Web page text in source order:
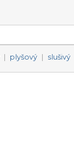
| plyšový | slušivý